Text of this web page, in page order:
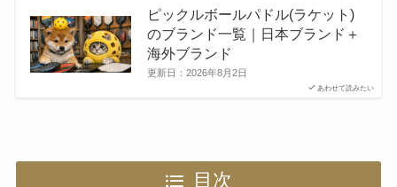
あわせて読みたい
ピックルボールパドル(ラケット)
のブランド一覧｜日本ブランド＋
海外ブランド
更新日： 2026年8月2日
目次